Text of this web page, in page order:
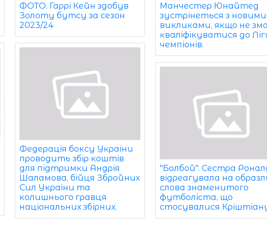
ФОТО. Гаррі Кейн здобув
Золоту бутсу за сезон
2023/24
Федерація боксу України
проводить збір коштів
для підтримки Андрія
Шаламова, бійця Збройних
Сил України та
колишнього гравця
національних збірних.
Манчестер Юнайтед
зустрінеться з новими
викликами, якщо не
кваліфікуватися до
чемпіонів.
"Болбой". Сестра
відреагувала на
слова знаменитого
футболіста, що
стосувалися